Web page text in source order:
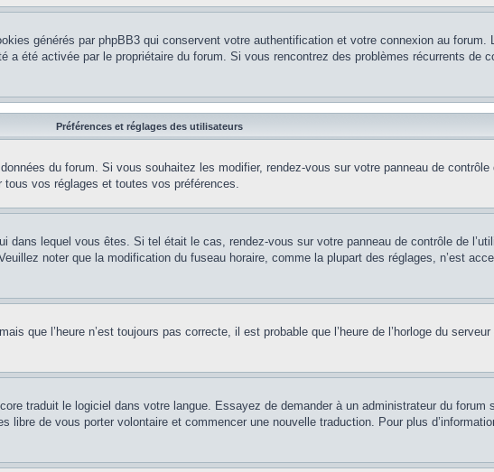
générés par phpBB3 qui conservent votre authentification et votre connexion au
été activée par le propriétaire du forum. Si vous rencontrez des problèmes récurrents de
Préférences et réglages des utilisateurs
du forum. Si vous souhaitez les modifier, rendez-vous sur votre panneau de contrôle
vos réglages et toutes vos préférences.
dans lequel vous êtes. Si tel était le cas, rendez-vous sur votre panneau de contrôle de
noter que la modification du fuseau horaire, comme la plupart des réglages, n’est
que l’heure n’est toujours pas correcte, il est probable que l’heure de l’horloge du
traduit le logiciel dans votre langue. Essayez de demander à un administrateur du forum
libre de vous porter volontaire et commencer une nouvelle traduction. Pour plus